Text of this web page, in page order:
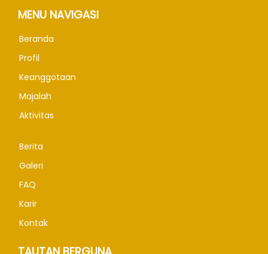
MENU NAVIGASI
Beranda
Profil
Keanggotaan
Majalah
Aktivitas
Berita
Galeri
FAQ
Karir
Kontak